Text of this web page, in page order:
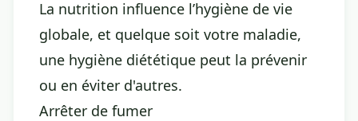
La nutrition influence l’hygiène de vie
globale, et quelque soit votre maladie,
une hygiène diététique peut la prévenir
ou en éviter d'autres.
Arrêter de fumer